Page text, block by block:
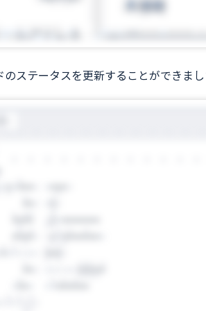
ステータスを更新することができまし